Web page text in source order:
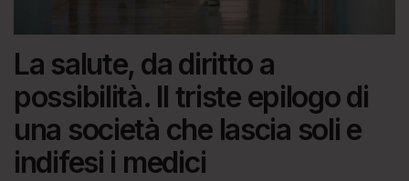
La salute, da diritto a
possibilità. Il triste epilogo di
una società che lascia soli e
indifesi i medici